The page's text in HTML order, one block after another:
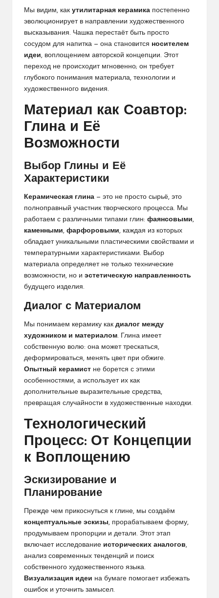
Мы видим, как утилитарная керамика постепенно
эволюционирует в направлении художественного
высказывания. Чашка перестаёт быть просто
сосудом для напитка — она становится носителем
идеи, воплощением авторской концепции. Этот
переход не происходит мгновенно; он требует
глубокого понимания материала, технологии и
художественного видения.
Материал как Соавтор:
Глина и Её
Возможности
Выбор Глины и Её
Характеристики
Керамическая глина — это не просто сырьё, это
полноправный участник творческого процесса. Мы
работаем с различными типами глин: фаянсовыми,
каменными, фарфоровыми, каждая из которых
обладает уникальными пластическими свойствами и
температурными характеристиками. Выбор
материала определяет не только технические
возможности, но и эстетическую направленность
будущего изделия.
Диалог с Материалом
Мы понимаем керамику как диалог между
художником и материалом. Глина имеет
собственную волю: она может трескаться,
деформироваться, менять цвет при обжиге.
Опытный керамист не борется с этими
особенностями, а использует их как
дополнительные выразительные средства,
превращая случайности в художественные находки.
Технологический
Процесс: От Концепции
к Воплощению
Эскизирование и
Планирование
Прежде чем прикоснуться к глине, мы создаём
концептуальные эскизы, прорабатываем форму,
продумываем пропорции и детали. Этот этап
включает исследование исторических аналогов,
анализ современных тенденций и поиск
собственного художественного языка.
Визуализация идеи на бумаге помогает избежать
ошибок и уточнить замысел.